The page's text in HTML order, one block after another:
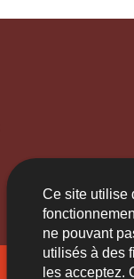
Ce site utilise
ne pouvant
utilisés à des
les acceptez.